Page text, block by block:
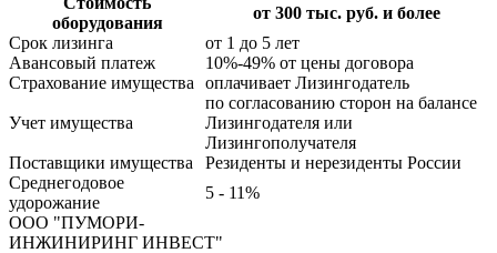
оборудования
от 300 тыс. руб. и более
Срок лизинга
от 1 до 5 лет
Авансовый платеж
10%-49% от цены договора
Страхование имущества
оплачивает Лизингодатель
Учет имущества
по согласованию сторон на балансе
Лизингодателя или
Лизингополучателя
Поставщики имущества
Резиденты и нерезиденты России
Среднегодовое
удорожание
5 - 11%
ООО "ПУМОРИ-
ИНЖИНИРИНГ ИНВЕСТ"